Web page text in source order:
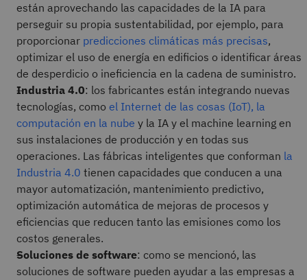
están aprovechando las capacidades de la IA para
perseguir su propia sustentabilidad, por ejemplo, para
proporcionar predicciones climáticas más precisas,
optimizar el uso de energía en edificios o identificar áreas
de desperdicio o ineficiencia en la cadena de suministro.
Industria 4.0: los fabricantes están integrando nuevas
tecnologías, como el Internet de las cosas (IoT), la
computación en la nube y la IA y el machine learning en
sus instalaciones de producción y en todas sus
operaciones. Las fábricas inteligentes que conforman la
Industria 4.0 tienen capacidades que conducen a una
mayor automatización, mantenimiento predictivo,
optimización automática de mejoras de procesos y
eficiencias que reducen tanto las emisiones como los
costos generales.
Soluciones de software: como se mencionó, las
soluciones de software pueden ayudar a las empresas a